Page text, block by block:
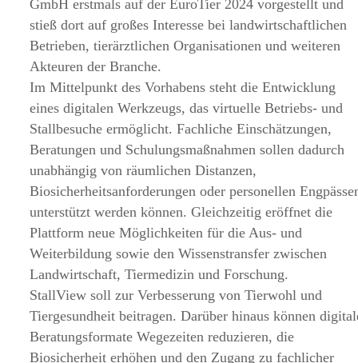
GmbH erstmals auf der EuroTier 2024 vorgestellt und
stieß dort auf großes Interesse bei landwirtschaftlichen
Betrieben, tierärztlichen Organisationen und weiteren
Akteuren der Branche.
Im Mittelpunkt des Vorhabens steht die Entwicklung
eines digitalen Werkzeugs, das virtuelle Betriebs- und
Stallbesuche ermöglicht. Fachliche Einschätzungen,
Beratungen und Schulungsmaßnahmen sollen dadurch
unabhängig von räumlichen Distanzen,
Biosicherheitsanforderungen oder personellen
unterstützt werden können. Gleichzeitig eröffnet die
Plattform neue Möglichkeiten für die Aus- und
Weiterbildung sowie den Wissenstransfer zwischen
Landwirtschaft, Tiermedizin und Forschung.
StallView soll zur Verbesserung von Tierwohl und
Tiergesundheit beitragen. Darüber hinaus können
Beratungsformate Wegezeiten reduzieren, die
Biosicherheit erhöhen und den Zugang zu fachlicher